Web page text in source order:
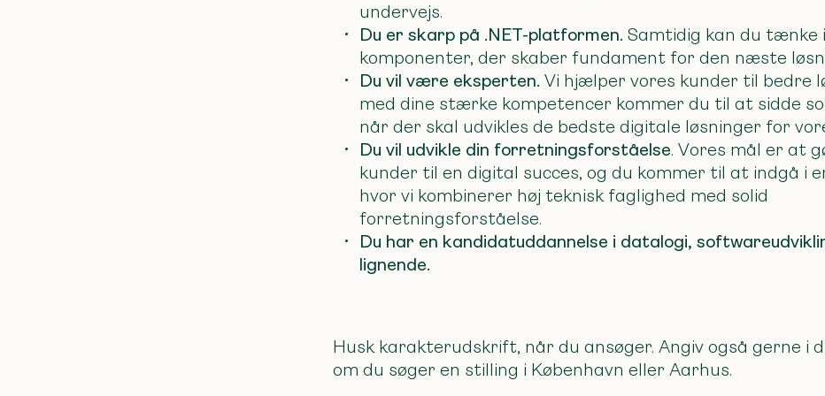
undervejs.
Du er skarp på .NET-platformen. Samtidig kan du tænke
komponenter, der skaber fundament for den næste
Du vil være eksperten. Vi hjælper vores kunder til bedre
med dine stærke kompetencer kommer du til at sidde
når der skal udvikles de bedste digitale løsninger for
Du vil udvikle din forretningsforståelse. Vores mål er at
kunder til en digital succes, og du kommer til at indgå i
hvor vi kombinerer høj teknisk faglighed med solid
forretningsforståelse.
Du har en kandidatuddannelse i datalogi,
lignende.
Husk karakterudskrift, når du ansøger. Angiv også gerne i
om du søger en stilling i København eller Aarhus.